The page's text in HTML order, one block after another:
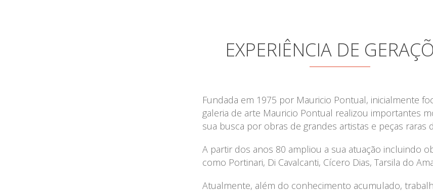
EXPERIÊNCIA DE
Fundada em 1975 por Mauricio Pontual, inicialmente
galeria de arte Mauricio Pontual realizou importantes
sua busca por obras de grandes artistas e peças raras
A partir dos anos 80 ampliou a sua atuação incluindo
como Portinari, Di Cavalcanti, Cícero Dias, Tarsila do
Atualmente, além do conhecimento acumulado,